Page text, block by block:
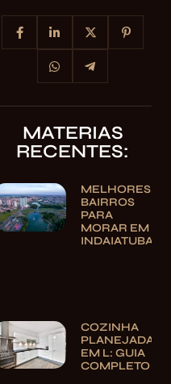
MATERIAS
RECENTES:
MELHORES
BAIRROS
PARA
MORAR EM
INDAIATUBA
COZINHA
PLANEJADA
EM L: GUIA
COMPLETO